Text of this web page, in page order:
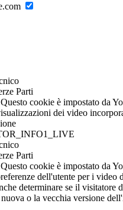
Parti
Questo cookie è impostato da
dei video
Parti
Questo cookie è impostato da
dell'utente per i video
determinare se il visitatore
o la vecchia versione